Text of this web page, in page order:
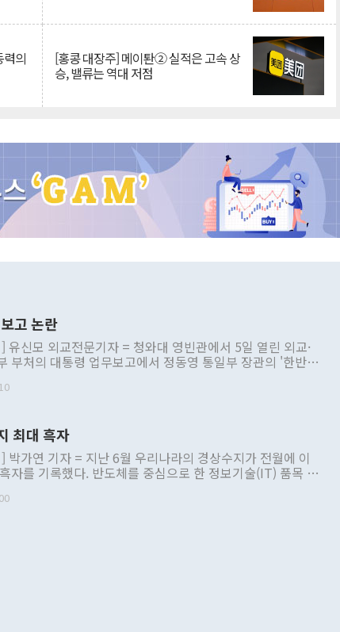
의 [홍콩 대장주] 메이퇀② 실적은 고속 상
승, 밸류는 역대 저점
고 논란
유신모 외교전문기자 = 청와대 영빈관에서 5일 열린 외교·
부처의 대통령 업무보고에서 정동영 통일부 장관의 '한반도
부 내 조율을 거치지 않은 사안을 정책으로 추진하겠다고 공
근거한 비현실적 구상'이라는 비판을 내놨다. 그동안 정 장
관련 발언이 물의를 빚은 적은 여러 번 있지만 대통령과 유
공개적으로 부정적 입장을 표명한 것은 이례적이다. 정 장
북 접근법과 월권을 제어해야 한다는 목소리도 높아지고 있
최대 흑자
박가연 기자 = 지난 6월 우리나라의 경상수지가 전월에 이
자를 기록했다. 반도체를 중심으로 한 정보기술(IT) 품목 수
르